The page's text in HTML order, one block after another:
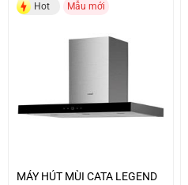
Hot Mẫu mới
MÁY HÚT MÙI CATA LEGEND